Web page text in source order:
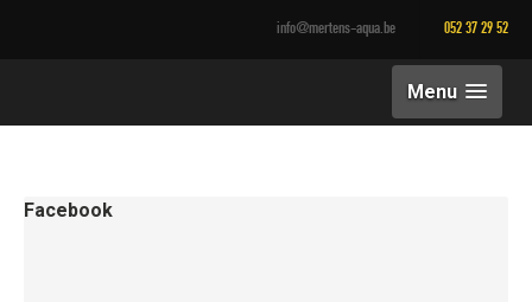
info@mertens-aqua.be 052 37 29 52
Menu
Facebook